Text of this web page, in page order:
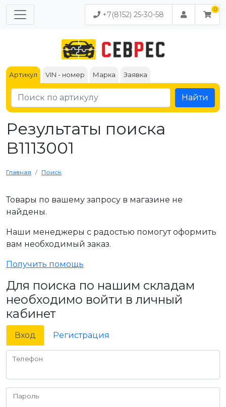
+7(8152) 25-30-58
Артикул VIN - номер Марка Заявка
Найти
Результаты поиска
B1113001
Главная Поиск
Товары по вашему запросу в магазине не
найдены.
Наши менеджеры с радостью помогут оформить
вам необходимый заказ.
Получить помощь
Для поиска по нашим складам
необходимо войти в личный
кабинет
Вход Регистрация
Телефон
Пароль